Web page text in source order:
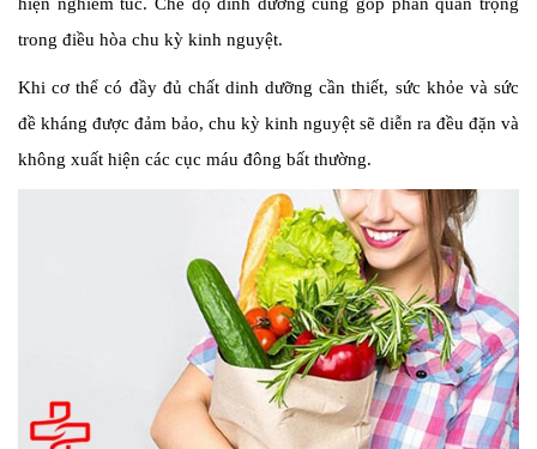
hiện nghiêm túc. Chế độ dinh dưỡng cũng góp phần quan trọng
trong điều hòa chu kỳ kinh nguyệt.
Khi cơ thể có đầy đủ chất dinh dưỡng cần thiết, sức khỏe và sức
đề kháng được đảm bảo, chu kỳ kinh nguyệt sẽ diễn ra đều đặn và
không xuất hiện các cục máu đông bất thường.